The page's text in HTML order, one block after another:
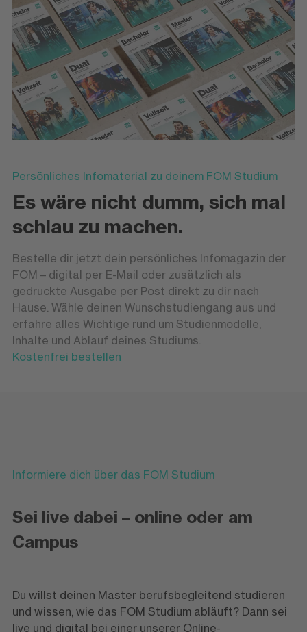
Persönliches Infomaterial zu deinem FOM Studium
Es wäre nicht dumm, sich mal
schlau zu machen.
Bestelle dir jetzt dein persönliches Infomagazin der
FOM – digital per E-Mail oder zusätzlich als
gedruckte Ausgabe per Post direkt zu dir nach
Hause. Wähle deinen Wunschstudiengang aus und
erfahre alles Wichtige rund um Studienmodelle,
Inhalte und Ablauf deines Studiums.
Kostenfrei bestellen
Informiere dich über das FOM Studium
Sei live dabei – online oder am
Campus
Du willst deinen Master berufsbegleitend studieren
und wissen, wie das FOM Studium abläuft? Dann sei
live und digital bei einer unserer Online-